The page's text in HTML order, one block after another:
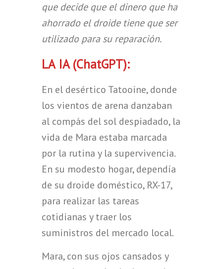
que decide que el dinero que ha
ahorrado el droide tiene que ser
utilizado para su reparación.
LA IA (ChatGPT):
En el desértico Tatooine, donde
los vientos de arena danzaban
al compás del sol despiadado, la
vida de Mara estaba marcada
por la rutina y la supervivencia.
En su modesto hogar, dependía
de su droide doméstico, RX-17,
para realizar las tareas
cotidianas y traer los
suministros del mercado local.
Mara, con sus ojos cansados y